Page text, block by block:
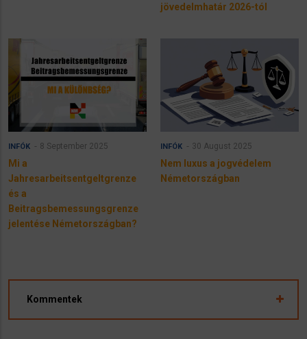
jövedelmhatár 2026-tól
INFÓK 8 September 2025
Mi a
Jahresarbeitsentgeltgrenze
és a
Beitragsbemessungsgrenze
jelentése Németországban?
INFÓK 30 August 2025
Nem luxus a jogvédelem
Németországban
Kommentek